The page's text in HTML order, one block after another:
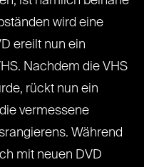
wird eine
ereilt nun ein
Nachdem die VHS
rückt nun ein
vermessene
Während
mit neuen DVD